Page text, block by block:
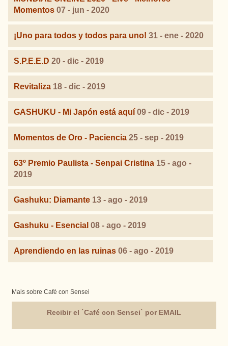
Momentos 07 - jun - 2020
¡Uno para todos y todos para uno! 31 - ene - 2020
S.P.E.E.D 20 - dic - 2019
Revitaliza 18 - dic - 2019
GASHUKU - Mi Japón está aquí 09 - dic - 2019
Momentos de Oro - Paciencia 25 - sep - 2019
63º Premio Paulista - Senpai Cristina 15 - ago -
2019
Gashuku: Diamante 13 - ago - 2019
Gashuku - Esencial 08 - ago - 2019
Aprendiendo en las ruinas 06 - ago - 2019
Mais sobre Café con Sensei
Recibir el ´Café con Sensei` por EMAIL